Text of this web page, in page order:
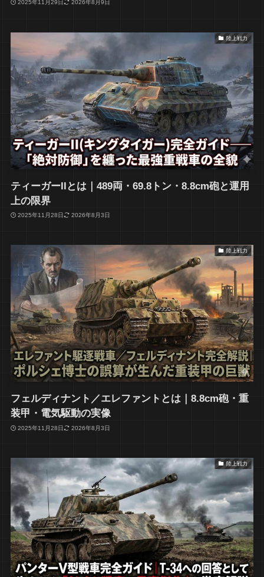
2025年11月29日 2026年8月9日
陸上戦力
ティーガーIIとは｜489両・69.8トン・8.8cm砲と運用
上の限界
2025年11月28日 2026年8月3日
陸上戦力
フェルディナント／エレファントとは｜8.8cm砲・重
装甲・電気駆動の実像
2025年11月28日 2026年8月3日
陸上戦力